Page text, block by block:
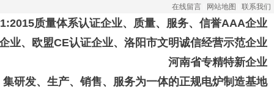
在线留言 网站地图 联系我们
质量体系认证企业、质量、服务、信誉AAA企业
业、欧盟CE认证企业、洛阳市文明诚信经营示范企业
河南省专精特新企业
集研发、生产、销售、服务为一体的正规电炉制造基地